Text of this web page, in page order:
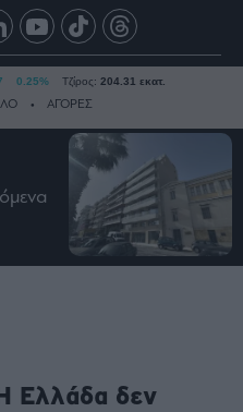
0.25% Τζίρος: 204.31 εκατ.
ΑΓΟΡΕΣ
Ελλάδα δεν